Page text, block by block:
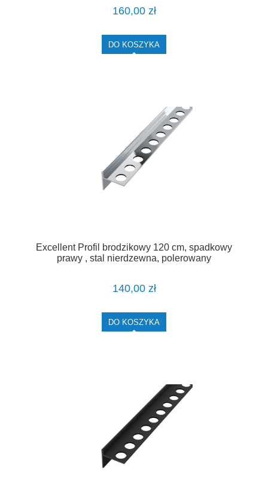
160,00 zł
DO KOSZYKA
Excellent Profil brodzikowy 120 cm, spadkowy
prawy , stal nierdzewna, polerowany
140,00 zł
DO KOSZYKA